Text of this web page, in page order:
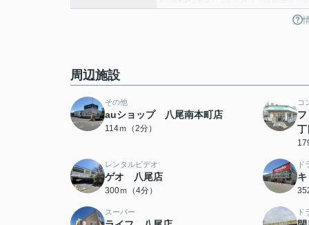
周辺施設
その他
auショップ 八尾南本町店
114ｍ（2分）
コ
丁
レンタルビデオ
ゲオ 八尾店
300ｍ（4分）
ド
スーパー ド